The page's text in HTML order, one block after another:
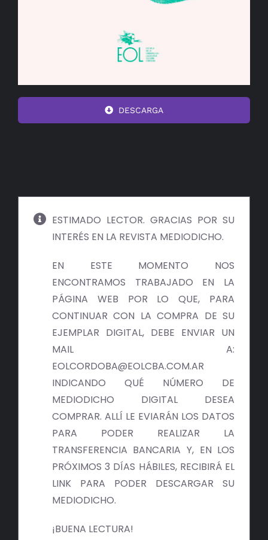
DESCARGA
ESTIMADO LECTOR. GRACIAS POR SU
INTERÉS EN LA REVISTA MEDIODICHO.
EN ESTE MOMENTO NOS
ENCONTRAMOS TRABAJADO EN LA
PÁGINA WEB POR LO QUE, PARA
CONTINUAR CON LA COMPRA DE SU
EJEMPLAR DIGITAL, DEBE ENVIAR UN
MAIL A:
EOLCORDOBA@EOLCBA.COM.AR
INDICANDO QUÉ NÚMERO DE
MEDIODICHO DIGITAL DESEA
COMPRAR. ALLÍ LE EVIARÁN LOS DATOS
PARA PODER REALIZAR LA
TRANSFERENCIA BANCARIA Y, EN LOS
PRÓXIMOS 3 DÍAS HÁBILES, RECIBIRÁ EL
LINK PARA PODER DESCARGAR SU
MEDIODICHO.
¡BUENA LECTURA!